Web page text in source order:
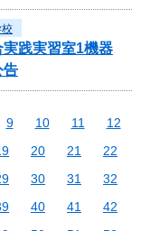
践実習室1機器
告
9 10 11
12
20 21
22
30 31
32
40 41
42